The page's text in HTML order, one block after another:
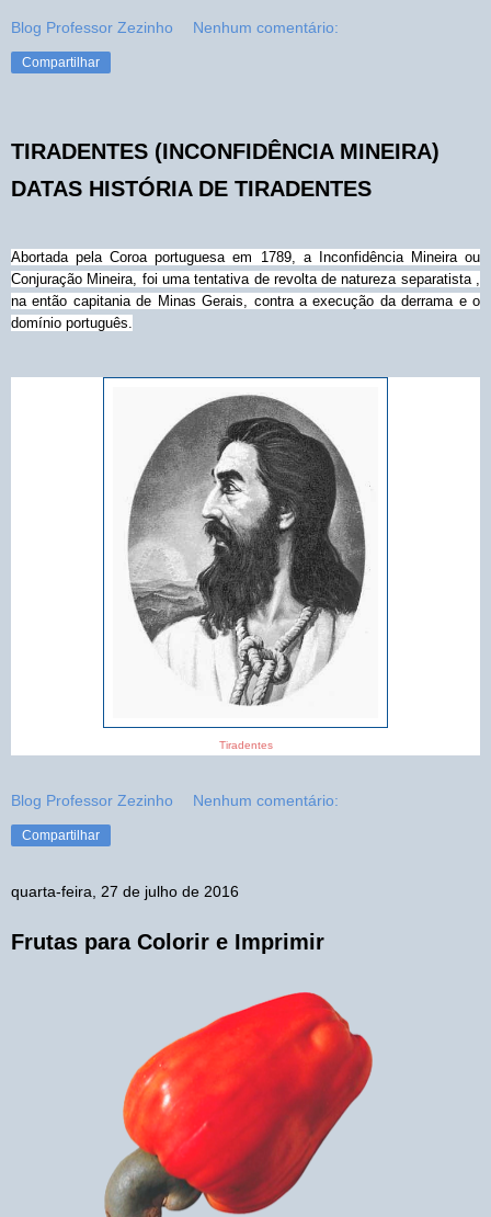
Blog Professor Zezinho Nenhum comentário:
Compartilhar
TIRADENTES (INCONFIDÊNCIA MINEIRA)
DATAS HISTÓRIA DE TIRADENTES
Abortada pela Coroa portuguesa em 1789, a Inconfidência Mineira ou
Conjuração Mineira, foi uma tentativa de revolta de natureza separatista ,
na então capitania de Minas Gerais, contra a execução da derrama e o
domínio português.
Tiradentes
Blog Professor Zezinho Nenhum comentário:
Compartilhar
quarta-feira, 27 de julho de 2016
Frutas para Colorir e Imprimir